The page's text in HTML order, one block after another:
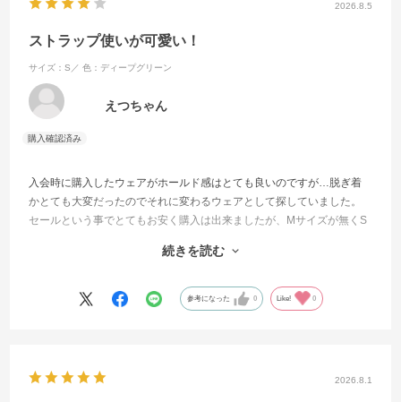
2026.8.5
ストラップ使いが可愛い！
サイズ：S／ 色：ディープグリーン
えつちゃん
入会時に購入したウェアがホールド感はとても良いのですが…脱ぎ着
かとても大変だったのでそれに変わるウェアとして探していました。
セールという事でとてもお安く購入は出来ましたが、Mサイズが無くS
伸縮性がある為、問題なく着ることが出来ました。背中部分のストラ
続きを読む
参考になった 0 Like! 0
2026.8.1